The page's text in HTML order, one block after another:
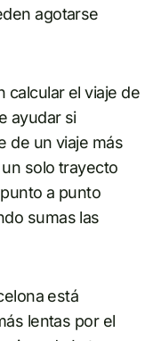
agotarse
calcular el viaje de
ayudar si
de un viaje más
solo trayecto
a punto
sumas las
está
lentas por el